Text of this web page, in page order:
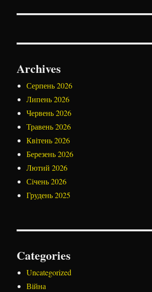
Archives
Серпень 2026
Липень 2026
Червень 2026
Травень 2026
Квітень 2026
Березень 2026
Лютий 2026
Січень 2026
Грудень 2025
Categories
Uncategorized
Війна